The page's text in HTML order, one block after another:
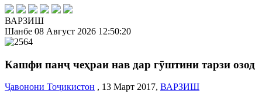
ВАРЗИШ
Шанбе 08 Август 2026 12:50:20
Кашфи панҷ чеҳраи нав дар гӯштини тарзи озод
Ҷавонони Тоҷикистон , 13 Март 2017, ВАРЗИШ